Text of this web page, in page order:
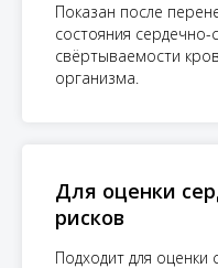
Показан после
состояния сердечно-
свёртываемости
организма.
Для оценки
рисков
Подходит для оценки